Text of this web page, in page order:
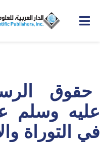
حقوق
عليه وسلم
في التوراة